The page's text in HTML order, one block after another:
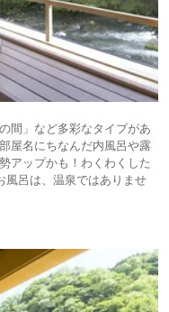
間」など多彩なタイプがあ
屋名にちなんだ内風呂や露
アップかも！わくわくした
呂は、温泉ではありませ